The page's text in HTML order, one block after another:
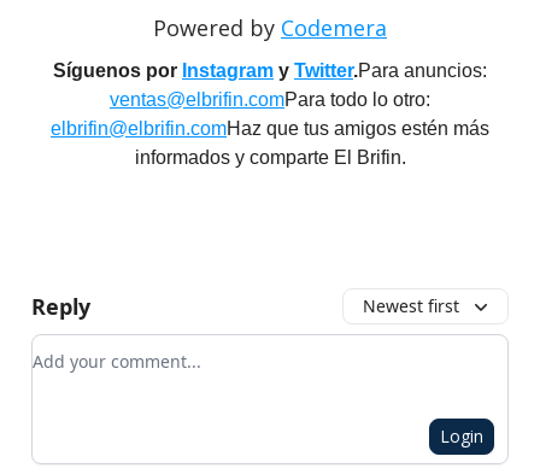
Powered by Codemera
Síguenos por Instagram y Twitter.Para anuncios:
ventas@elbrifin.comPara todo lo otro:
elbrifin@elbrifin.comHaz que tus amigos estén más
informados y comparte El Brifin.
Reply Newest first
Add your comment
Login